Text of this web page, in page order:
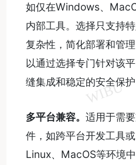
如仅在Windows、
内部工具。选择只支持
复杂性，简化部署和管
以通过选择专门针对该
缝集成和稳定的安全保护
多平台兼容。 适用于需
件，如跨平台开发工具
Linux、MacOS等环境